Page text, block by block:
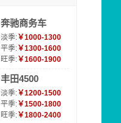
奔驰商务车
淡季:￥1000-1300
平季:￥1300-1600
旺季:￥1600-1900
丰田4500
淡季:￥1200-1500
平季:￥1500-1800
旺季:￥1800-2400